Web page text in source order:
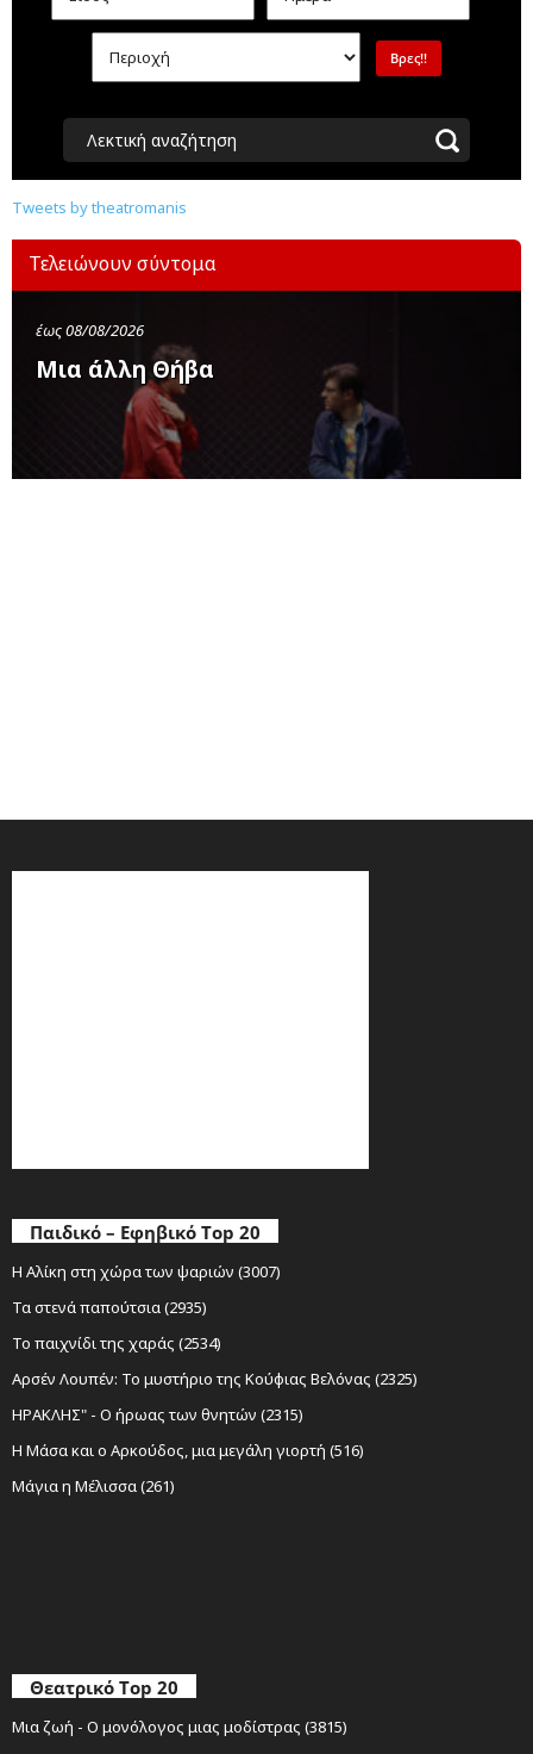
Λεκτική αναζήτηση
Tweets by theatromanis
Τελειώνουν σύντομα
έως 08/08/2026
Μια άλλη Θήβα
Παιδικό – Εφηβικό Top 20
Η Αλίκη στη χώρα των ψαριών (3007)
Τα στενά παπούτσια (2935)
Το παιχνίδι της χαράς (2534)
Αρσέν Λουπέν: Το μυστήριο της Κούφιας Βελόνας (2325)
ΗΡΑΚΛΗΣ" - Ο ήρωας των θνητών (2315)
Η Μάσα και ο Αρκούδος, μια μεγάλη γιορτή (516)
Μάγια η Μέλισσα (261)
Θεατρικό Top 20
Μια ζωή - Ο μονόλογος μιας μοδίστρας (3815)